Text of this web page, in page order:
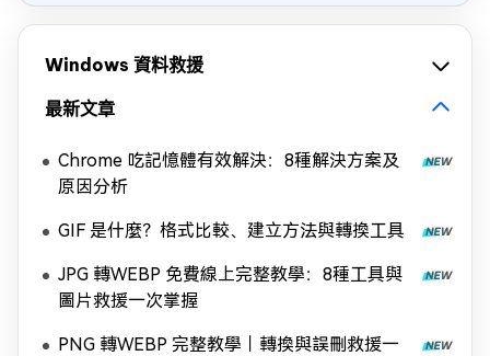
Windows 資料救援
最新文章
Chrome 吃記憶體有效解決：8種解決方案及
原因分析
GIF 是什麼？格式比較、建立方法與轉換工具
JPG 轉WEBP 免費線上完整教學：8種工具與
圖片救援一次掌握
PNG 轉WEBP 完整教學｜轉換與誤刪救援一